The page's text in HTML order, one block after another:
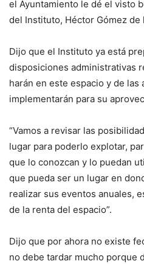
el Ayuntamiento le dé el visto
del Instituto, Héctor Gómez de
Dijo que el Instituto ya está
disposiciones administrativas
harán en este espacio y de las
implementarán para su
“Vamos a revisar las
lugar para poderlo explotar,
que lo conozcan y lo puedan
que pueda ser un lugar en
realizar sus eventos anuales,
de la renta del espacio”.
Dijo que por ahora no existe
no debe tardar mucho porque